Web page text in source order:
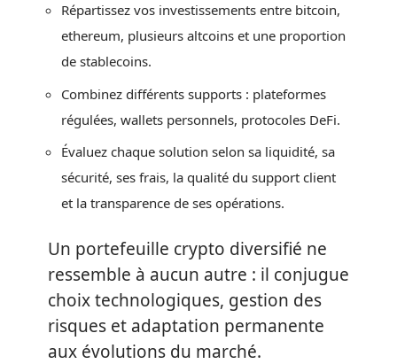
Répartissez vos investissements entre bitcoin,
ethereum, plusieurs altcoins et une proportion
de stablecoins.
Combinez différents supports : plateformes
régulées, wallets personnels, protocoles DeFi.
Évaluez chaque solution selon sa liquidité, sa
sécurité, ses frais, la qualité du support client
et la transparence de ses opérations.
Un portefeuille crypto diversifié ne
ressemble à aucun autre : il conjugue
choix technologiques, gestion des
risques et adaptation permanente
aux évolutions du marché.